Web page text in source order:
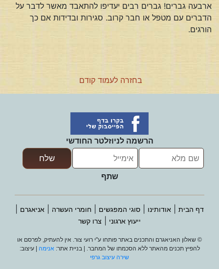
ארבעה גברים! גברים רבים יעדיפו להתאבד מאשר לדבר על
הדברים עם מטפל או חבר קרוב. סגירות ובדידות אם כך
הורגים.
בחזרה לעמוד קודם
הרשמה לניוזלטר החודשי
שתף
דף הבית אודותינו סוגי המפגשים חומרי העשרה אניאגרם
ייעוץ ארגוני צרו קשר
© שאלון האניאגרם והתכנים באתר פותחו ע"י רועי צור. אין להעתיק, לפרסם או
להפיץ תכנים מהאתר ללא הסכמתו של המחבר. | בניית אתר: אנימה | עיצוב:
שירה עיצוב גרפי